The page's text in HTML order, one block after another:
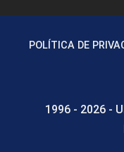
POLÍTICA DE
1996 - 2026 -